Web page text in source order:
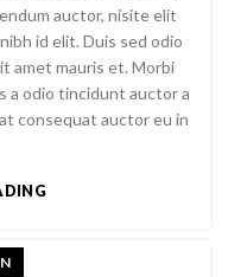
auctor, nisite elit
id elit. Duis sed odio
amet mauris et. Morbi
a odio tincidunt auctor a
consequat auctor eu in